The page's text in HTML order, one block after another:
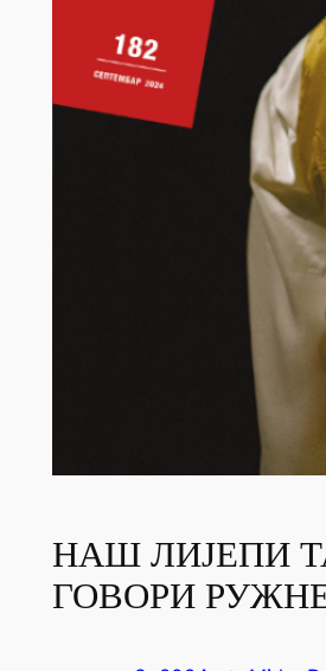
НАШ ЛИЈЕПИ
ГОВОРИ